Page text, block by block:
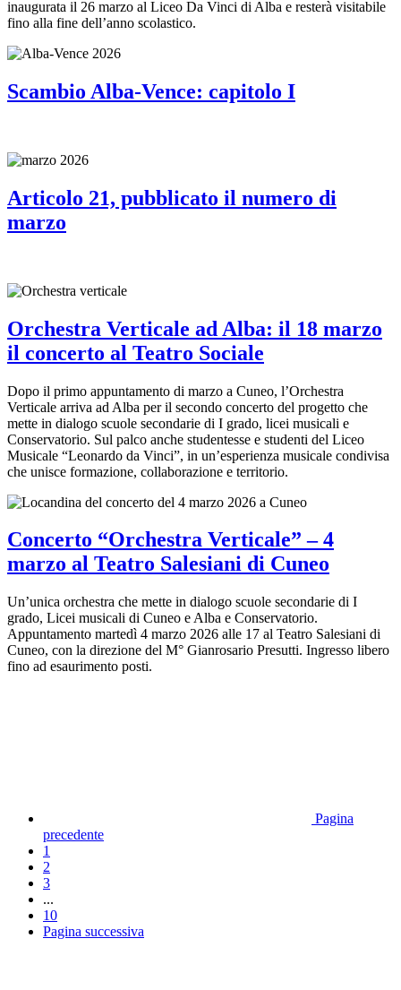
inaugurata il 26 marzo al Liceo Da Vinci di Alba e resterà visitabile
fino alla fine dell’anno scolastico.
Scambio Alba-Vence: capitolo I
Articolo 21, pubblicato il numero di
marzo
Orchestra Verticale ad Alba: il 18 marzo
il concerto al Teatro Sociale
Dopo il primo appuntamento di marzo a Cuneo, l’Orchestra
Verticale arriva ad Alba per il secondo concerto del progetto che
mette in dialogo scuole secondarie di I grado, licei musicali e
Conservatorio. Sul palco anche studentesse e studenti del Liceo
Musicale “Leonardo da Vinci”, in un’esperienza musicale condivisa
che unisce formazione, collaborazione e territorio.
Concerto “Orchestra Verticale” – 4
marzo al Teatro Salesiani di Cuneo
Un’unica orchestra che mette in dialogo scuole secondarie di I
grado, Licei musicali di Cuneo e Alba e Conservatorio.
Appuntamento martedì 4 marzo 2026 alle 17 al Teatro Salesiani di
Cuneo, con la direzione del M° Gianrosario Presutti. Ingresso libero
fino ad esaurimento posti.
Pagina
precedente
1
2
3
...
10
Pagina successiva